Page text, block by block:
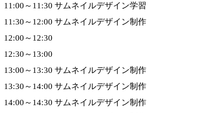
11:00～11:30 サムネイルデザイン学習
11:30～12:00 サムネイルデザイン制作
12:00～12:30
12:30～13:00
13:00～13:30 サムネイルデザイン制作
13:30～14:00 サムネイルデザイン制作
14:00～14:30 サムネイルデザイン制作